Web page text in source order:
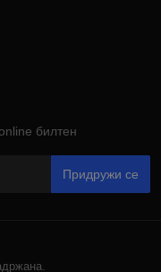
билтен
Придружи се